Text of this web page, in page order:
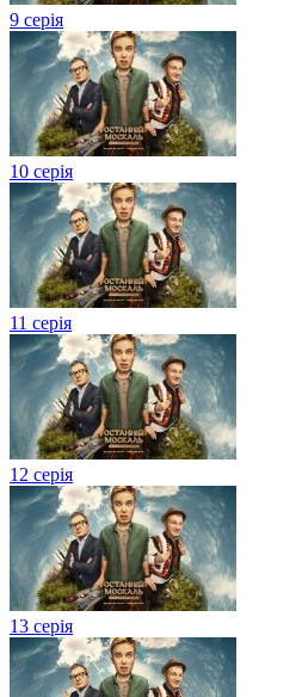
9 серія
10 серія
11 серія
12 серія
13 серія